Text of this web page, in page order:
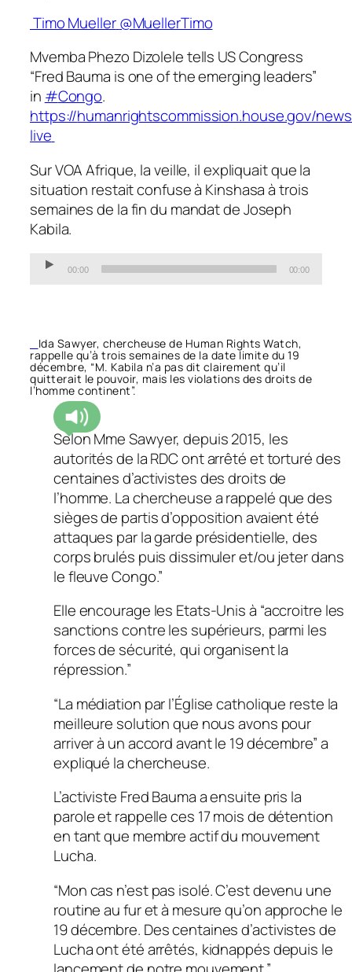
Timo Mueller @MuellerTimo
Mvemba Phezo Dizolele tells US Congress
“Fred Bauma is one of the emerging leaders”
in #Congo.
https://humanrightscommission.house.gov/
live
Sur VOA Afrique, la veille, il expliquait que la
situation restait confuse à Kinshasa à trois
semaines de la fin du mandat de Joseph
Kabila.
Audio
00:00 00:00
Ida Sawyer, chercheuse de Human Rights Watch,
rappelle qu’à trois semaines de la date limite du 19
décembre, “M. Kabila n’a pas dit clairement qu’il
quitterait le pouvoir, mais les violations des droits de
l’homme continent”.
Selon Mme Sawyer, depuis 2015, les
autorités de la RDC ont arrêté et torturé des
centaines d’activistes des droits de
l’homme. La chercheuse a rappelé que des
sièges de partis d’opposition avaient été
attaques par la garde présidentielle, des
corps brulés puis dissimuler et/ou jeter dans
le fleuve Congo.”
Elle encourage les Etats-Unis à “accroitre les
sanctions contre les supérieurs, parmi les
forces de sécurité, qui organisent la
répression.”
“La médiation par l’Église catholique reste la
meilleure solution que nous avons pour
arriver à un accord avant le 19 décembre” a
expliqué la chercheuse.
L’activiste Fred Bauma a ensuite pris la
parole et rappelle ces 17 mois de détention
en tant que membre actif du mouvement
Lucha.
“Mon cas n’est pas isolé. C’est devenu une
routine au fur et à mesure qu’on approche le
19 décembre. Des centaines d’activistes de
Lucha ont été arrêtés, kidnappés depuis le